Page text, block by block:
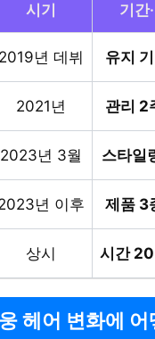
시기 기간
2019년 데뷔 유지
2021년 관리 2
2023년 3월 스타일
년 이후 제품 3
상시 시간
헤어 변화에 어